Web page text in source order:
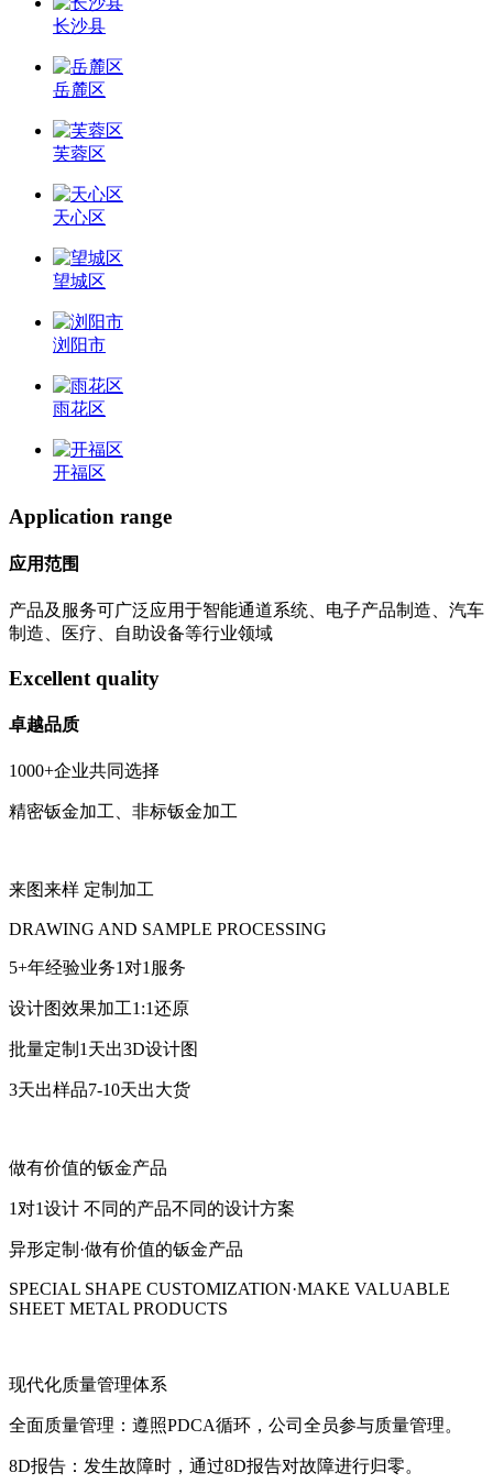
长沙县
岳麓区
芙蓉区
天心区
望城区
浏阳市
雨花区
开福区
Application range
应用范围
产品及服务可广泛应用于智能通道系统、电子产品制造、汽车
制造、医疗、自助设备等行业领域
Excellent quality
卓越品质
1000+企业共同选择
精密钣金加工、非标钣金加工
来图来样 定制加工
DRAWING AND SAMPLE PROCESSING
5+年经验业务1对1服务
设计图效果加工1:1还原
批量定制1天出3D设计图
3天出样品7-10天出大货
做有价值的钣金产品
1对1设计 不同的产品不同的设计方案
异形定制·做有价值的钣金产品
SPECIAL SHAPE CUSTOMIZATION·MAKE VALUABLE
SHEET METAL PRODUCTS
现代化质量管理体系
全面质量管理：遵照PDCA循环，公司全员参与质量管理。
8D报告：发生故障时，通过8D报告对故障进行归零。